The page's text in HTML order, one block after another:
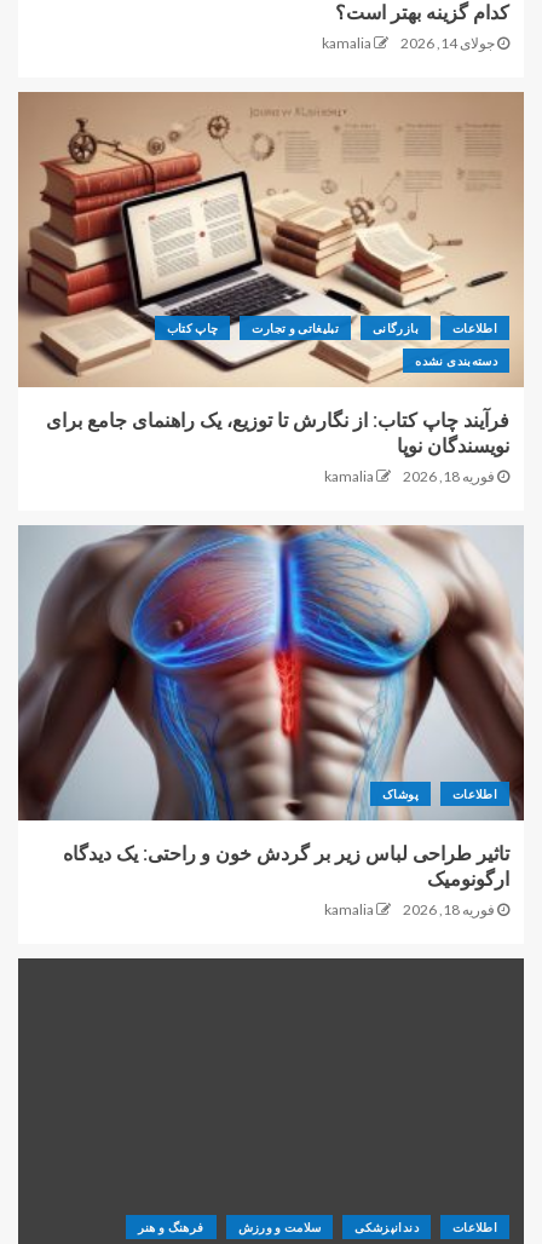
کدام گزینه بهتر است؟
جولای 14, 2026 kamalia
اطلاعات بازرگانی تبلیغاتی و تجارت چاپ کتاب
دسته‌بندی نشده
فرآیند چاپ کتاب: از نگارش تا توزیع، یک راهنمای جامع برای
نویسندگان نوپا
فوریه 18, 2026 kamalia
اطلاعات پوشاک
تاثیر طراحی لباس زیر بر گردش خون و راحتی: یک دیدگاه
ارگونومیک
فوریه 18, 2026 kamalia
اطلاعات دندانپزشکی سلامت و ورزش فرهنگ و هنر